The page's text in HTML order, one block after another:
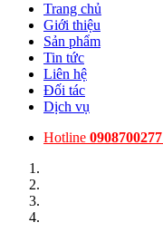
Trang chủ
Giới thiệu
Sản phẩm
Tin tức
Liên hệ
Đối tác
Dịch vụ
Hotline 0908700277